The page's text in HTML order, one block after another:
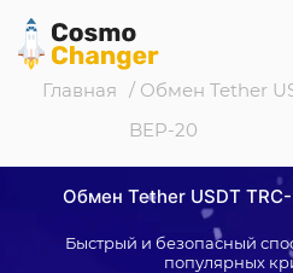
Главная / Обмен Tether
BEP-20
Обмен Tether USDT
Быстрый и безопасный
популярных